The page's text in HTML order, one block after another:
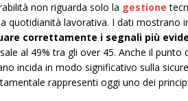
non riguarda solo la gestione
quotidianità lavorativa. I dati mostrano
correttamente i segnali più
al 49% tra gli over 45. Anche il punto
incida in modo significativo sulla
rappresenti oggi uno dei